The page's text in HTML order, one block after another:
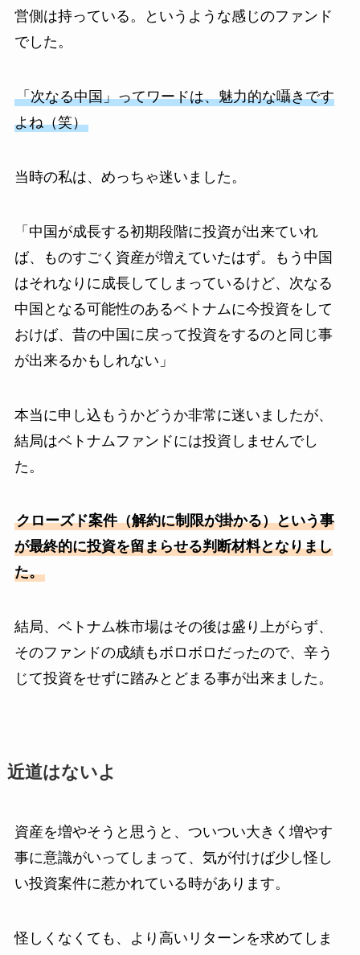
営側は持っている。というような感じのファンド
でした。
「次なる中国」ってワードは、魅力的な囁きです
よね（笑）
当時の私は、めっちゃ迷いました。
「中国が成長する初期段階に投資が出来ていれ
ば、ものすごく資産が増えていたはず。もう中国
はそれなりに成長してしまっているけど、次なる
中国となる可能性のあるベトナムに今投資をして
おけば、昔の中国に戻って投資をするのと同じ事
が出来るかもしれない」
本当に申し込もうかどうか非常に迷いましたが、
結局はベトナムファンドには投資しませんでし
た。
クローズド案件（解約に制限が掛かる）という事
が最終的に投資を留まらせる判断材料となりまし
た。
結局、ベトナム株市場はその後は盛り上がらず、
そのファンドの成績もボロボロだったので、辛う
じて投資をせずに踏みとどまる事が出来ました。
近道はないよ
資産を増やそうと思うと、ついつい大きく増やす
事に意識がいってしまって、気が付けば少し怪し
い投資案件に惹かれている時があります。
怪しくなくても、より高いリターンを求めてしま